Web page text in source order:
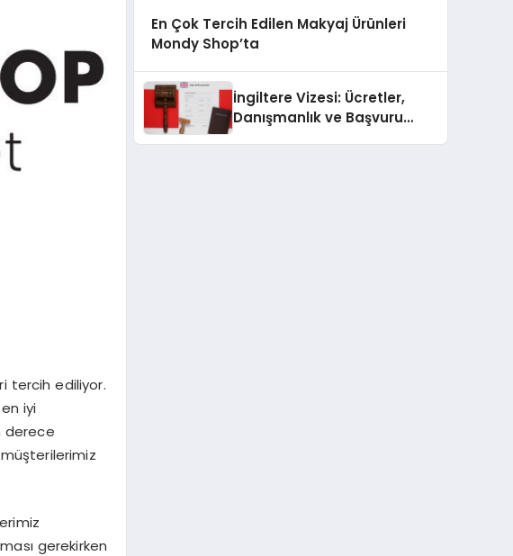
tercih ediliyor.
iyi
derece
gerekirken
En Çok Tercih Edilen Makyaj Ürünleri
Mondy Shop’ta
İngiltere Vizesi: Ücretler,
Danışmanlık ve Başvuru